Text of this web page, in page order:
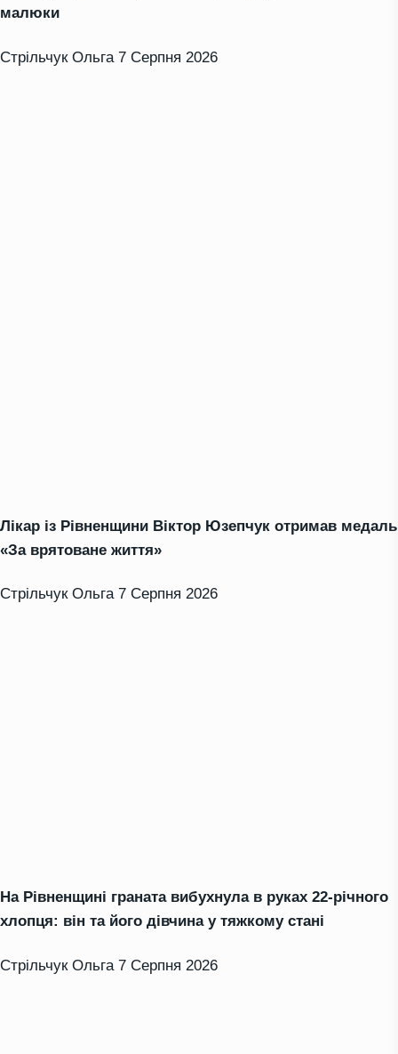
малюки
Стрільчук Ольга 7 Серпня 2026
Лікар із Рівненщини Віктор Юзепчук отримав медаль
«За врятоване життя»
Стрільчук Ольга 7 Серпня 2026
На Рівненщині граната вибухнула в руках 22-річного
хлопця: він та його дівчина у тяжкому стані
Стрільчук Ольга 7 Серпня 2026